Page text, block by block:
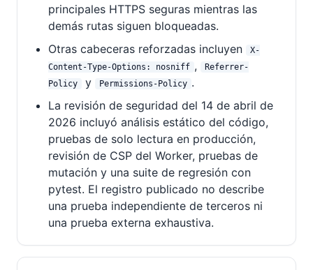
principales HTTPS seguras mientras las
demás rutas siguen bloqueadas.
Otras cabeceras reforzadas incluyen
X-
Content-Type-Options: nosniff ,
Referrer-
Policy
y Permissions-Policy .
La revisión de seguridad del 14 de abril de
2026 incluyó análisis estático del código,
pruebas de solo lectura en producción,
revisión de CSP del Worker, pruebas de
mutación y una suite de regresión con
pytest. El registro publicado no describe
una prueba independiente de terceros ni
una prueba externa exhaustiva.